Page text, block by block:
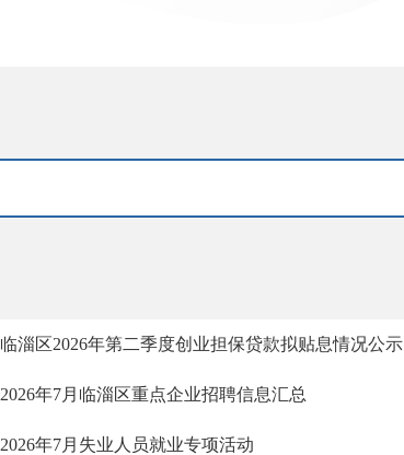
临淄区2026年第二季度创业担保贷款拟贴息情况公示
2026年7月临淄区重点企业招聘信息汇总
2026年7月失业人员就业专项活动